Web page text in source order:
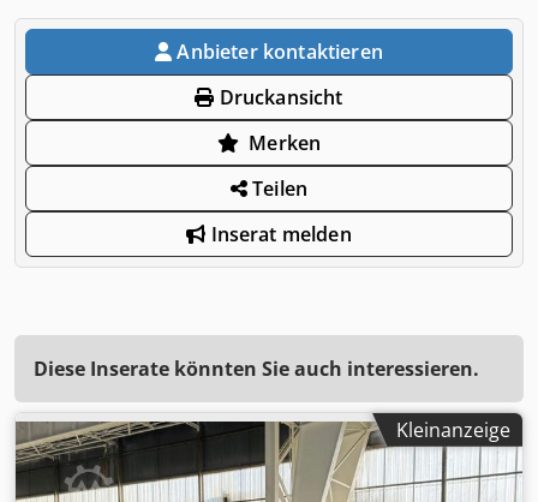
Anbieter kontaktieren
Druckansicht
Merken
Teilen
Inserat melden
Diese Inserate könnten Sie auch interessieren.
Kleinanzeige